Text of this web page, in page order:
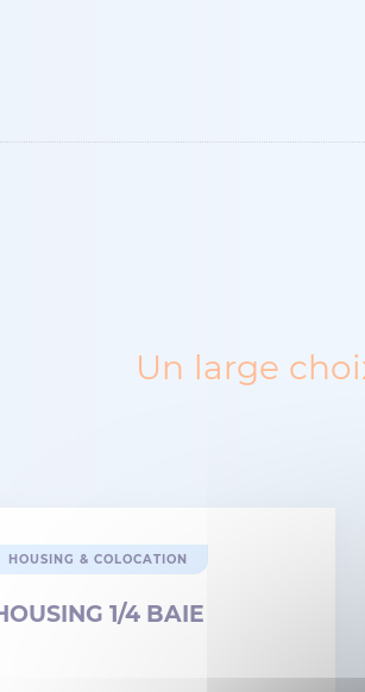
Un large
HOUSING & COLOCATION
1/4 BAIE